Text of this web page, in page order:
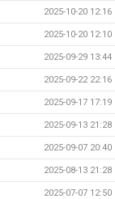
2025-10-20 12:16
2025-10-20 12:10
2025-09-29 13:44
2025-09-22 22:16
2025-09-17 17:19
2025-09-13 21:28
2025-09-07 20:40
2025-08-13 21:28
2025-07-07 12:50